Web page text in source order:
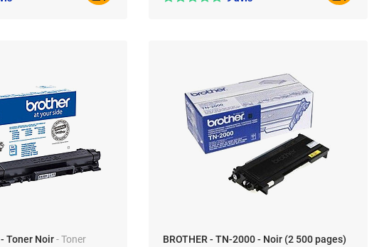
Toner Noir- Toner
BROTHER - TN-2000 - Noir (2 500 pages)